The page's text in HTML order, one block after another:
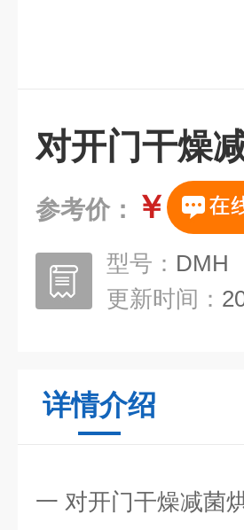
对开门干燥
参考价： ￥
型号： DMH
更新时间：
详情介绍
一 对开门干燥减菌